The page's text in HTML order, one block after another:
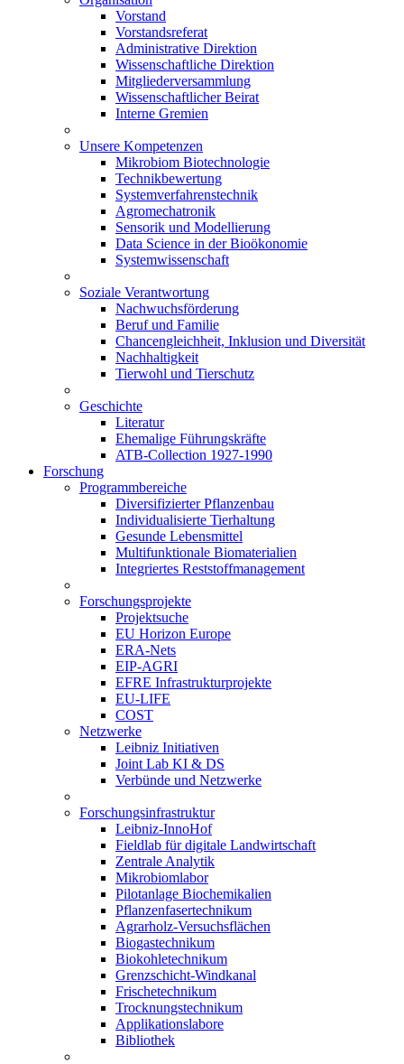
Vorstand
Vorstandsreferat
Administrative Direktion
Wissenschaftliche Direktion
Mitgliederversammlung
Wissenschaftlicher Beirat
Interne Gremien
Unsere Kompetenzen
Mikrobiom Biotechnologie
Technikbewertung
Systemverfahrenstechnik
Agromechatronik
Sensorik und Modellierung
Data Science in der Bioökonomie
Systemwissenschaft
Soziale Verantwortung
Nachwuchsförderung
Beruf und Familie
Chancengleichheit, Inklusion und Diversität
Nachhaltigkeit
Tierwohl und Tierschutz
Geschichte
Literatur
Ehemalige Führungskräfte
ATB-Collection 1927-1990
Forschung
Programmbereiche
Diversifizierter Pflanzenbau
Individualisierte Tierhaltung
Gesunde Lebensmittel
Multifunktionale Biomaterialien
Integriertes Reststoffmanagement
Forschungsprojekte
Projektsuche
EU Horizon Europe
ERA-Nets
EIP-AGRI
EFRE Infrastrukturprojekte
EU-LIFE
COST
Netzwerke
Leibniz Initiativen
Joint Lab KI & DS
Verbünde und Netzwerke
Forschungsinfrastruktur
Leibniz-InnoHof
Fieldlab für digitale Landwirtschaft
Zentrale Analytik
Mikrobiomlabor
Pilotanlage Biochemikalien
Pflanzenfasertechnikum
Agrarholz-Versuchsflächen
Biogastechnikum
Biokohletechnikum
Grenzschicht-Windkanal
Frischetechnikum
Trocknungstechnikum
Applikationslabore
Bibliothek